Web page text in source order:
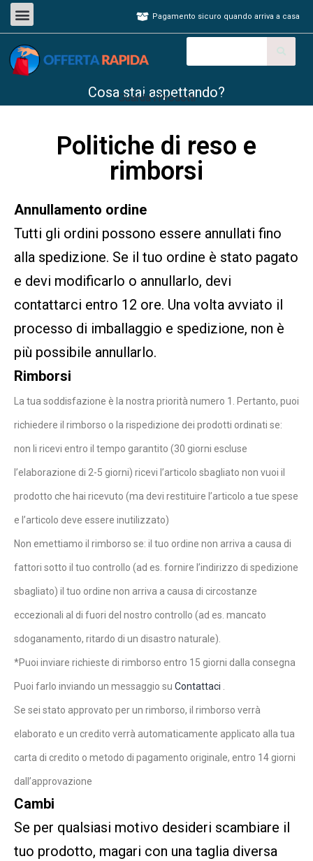
Pagamento sicuro quando arriva a casa
Cosa stai aspettando?
Guarda i Prodotti
Politiche di reso e
rimborsi
Annullamento ordine
Tutti gli ordini possono essere annullati fino
alla spedizione. Se il tuo ordine è stato pagato
e devi modificarlo o annullarlo, devi
contattarci entro 12 ore. Una volta avviato il
processo di imballaggio e spedizione, non è
più possibile annullarlo.
Rimborsi
La tua soddisfazione è la nostra priorità numero 1. Pertanto, puoi
richiedere il rimborso o la rispedizione dei prodotti ordinati se:
non li ricevi entro il tempo garantito (30 giorni escluse
l’elaborazione di 2-5 giorni) ricevi l’articolo sbagliato non vuoi il
prodotto che hai ricevuto (ma devi restituire l’articolo a tue spese
e l’articolo deve essere inutilizzato)
Non emettiamo il rimborso se: il tuo ordine non arriva a causa di
fattori sotto il tuo controllo (ad es. fornire l’indirizzo di spedizione
sbagliato) il tuo ordine non arriva a causa di circostanze
eccezionali al di fuori del nostro controllo (ad es. mancato
sdoganamento, ritardo di un disastro naturale).
*Puoi inviare richieste di rimborso entro 15 giorni dalla consegna
Puoi farlo inviando un messaggio su Contattaci .
Se sei stato approvato per un rimborso, il rimborso verrà
elaborato e un credito verrà automaticamente applicato alla tua
carta di credito o metodo di pagamento originale, entro 14 giorni
dall’approvazione
Cambi
Se per qualsiasi motivo desideri scambiare il
tuo prodotto, magari con una taglia diversa